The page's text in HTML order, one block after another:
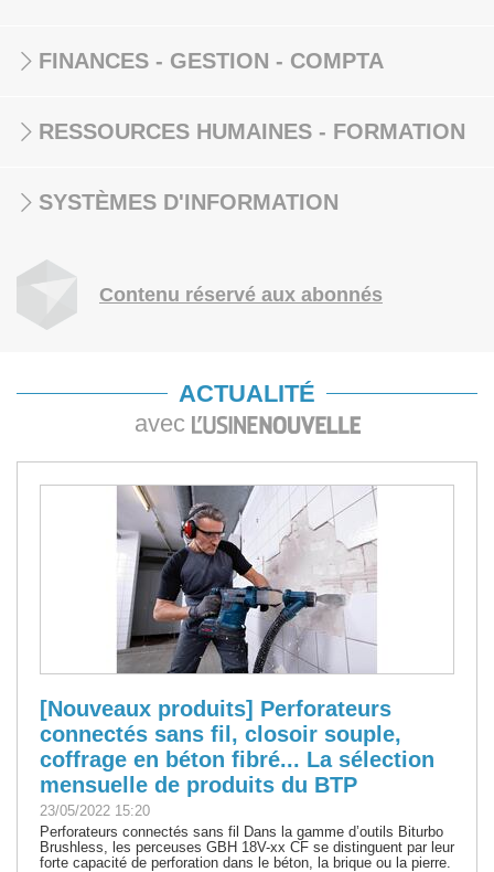
FINANCES - GESTION - COMPTA
RESSOURCES HUMAINES - FORMATION
SYSTÈMES D'INFORMATION
Contenu réservé aux abonnés
ACTUALITÉ
avec
[Nouveaux produits] Perforateurs
connectés sans fil, closoir souple,
coffrage en béton fibré... La sélection
mensuelle de produits du BTP
23/05/2022 15:20
Perforateurs connectés sans fil Dans la gamme d’outils Biturbo
Brushless, les perceuses GBH 18V-xx CF se distinguent par leur
forte capacité de perforation dans le béton, la brique ou la pierre.